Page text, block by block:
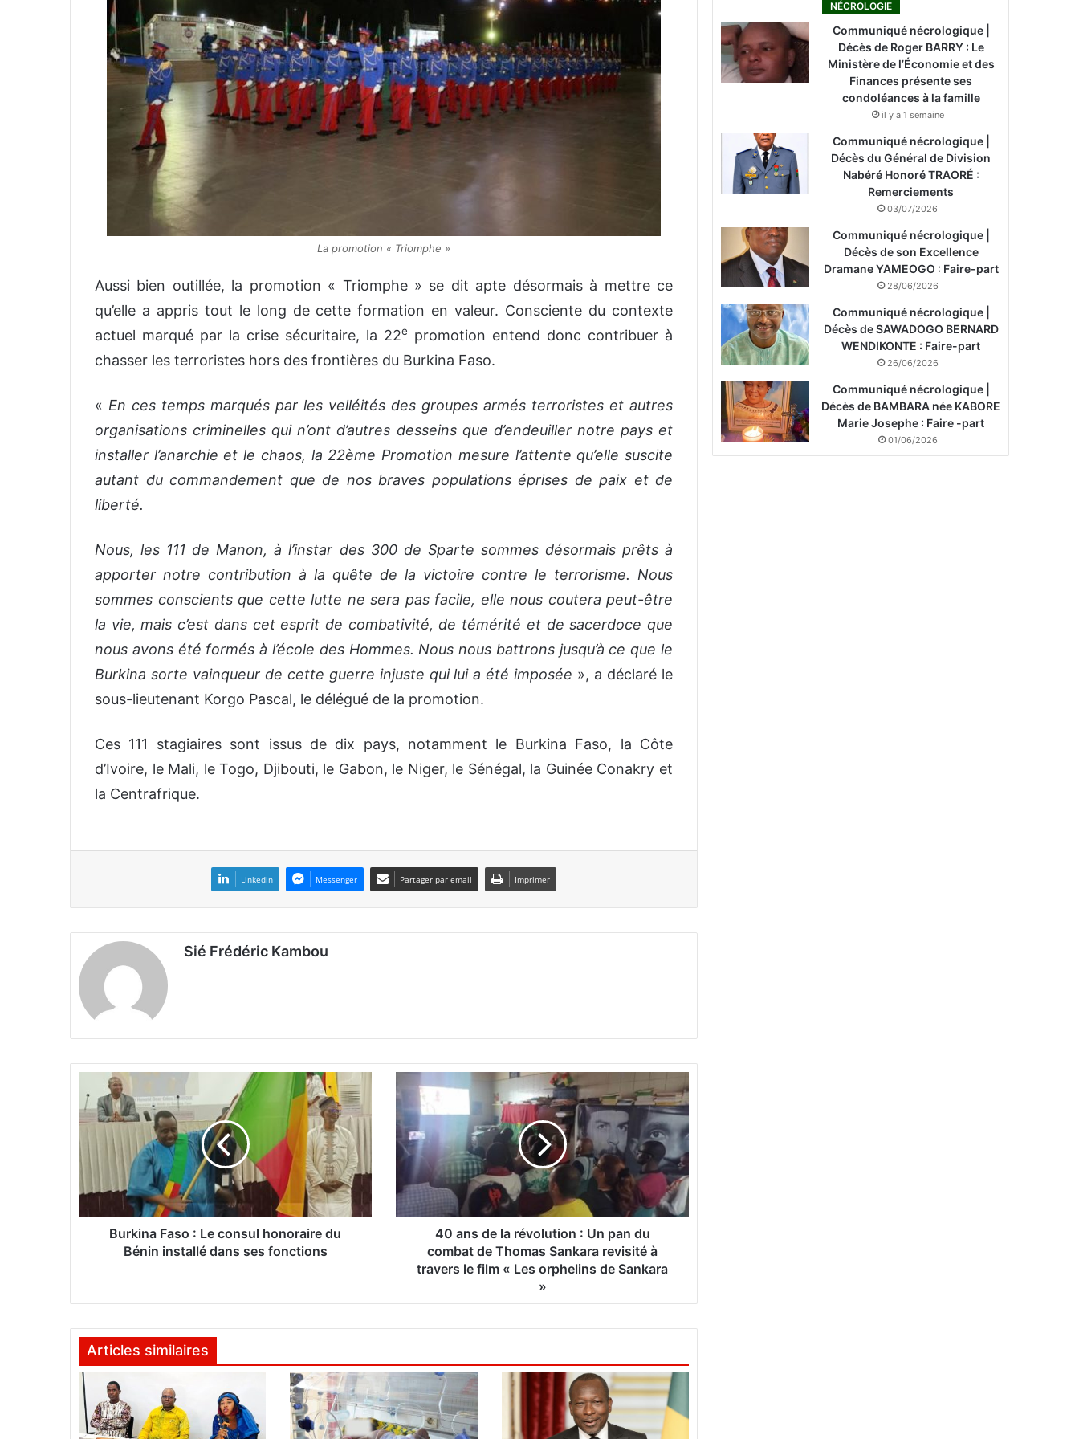
La promotion « Triomphe »
Aussi bien outillée, la promotion « Triomphe » se dit apte désormais à mettre ce
qu’elle a appris tout le long de cette formation en valeur. Consciente du contexte
actuel marqué par la crise sécuritaire, la 22e
promotion entend donc contribuer à
chasser les terroristes hors des frontières du Burkina Faso.
« En ces temps marqués par les velléités des groupes armés terroristes et autres
organisations criminelles qui n’ont d’autres desseins que d’endeuiller notre pays et
installer l’anarchie et le chaos, la 22ème Promotion mesure l’attente qu’elle suscite
autant du commandement que de nos braves populations éprises de paix et de
liberté.
Nous, les 111 de Manon, à l’instar des 300 de Sparte sommes désormais prêts à
apporter notre contribution à la quête de la victoire contre le terrorisme. Nous
sommes conscients que cette lutte ne sera pas facile, elle nous coutera peut-être
la vie, mais c’est dans cet esprit de combativité, de témérité et de sacerdoce que
nous avons été formés à l’école des Hommes. Nous nous battrons jusqu’à ce que le
Burkina sorte vainqueur de cette guerre injuste qui lui a été imposée », a déclaré le
sous-lieutenant Korgo Pascal, le délégué de la promotion.
Ces 111 stagiaires sont issus de dix pays, notamment le Burkina Faso, la Côte
d’Ivoire, le Mali, le Togo, Djibouti, le Gabon, le Niger, le Sénégal, la Guinée Conakry et
la Centrafrique.
Linkedin Messenger Partager par email Imprimer
Sié Frédéric Kambou
r
k
i
n
a
F
a
o
s
u
o
Burkina Faso : Le consul honoraire du
Bénin installé dans ses fonctions
0
n
s
d
l
a
t
o
:
U
n
40 ans de la révolution : Un pan du
combat de Thomas Sankara revisité à
travers le film « Les orphelins de Sankara
»
Articles similaires
NÉCROLOGIE
Communiqué nécrologique |
Décès de Roger BARRY : Le
Ministère de l’Économie et des
Finances présente ses
condoléances à la famille
il y a 1 semaine
Communiqué nécrologique |
Décès du Général de Division
Nabéré Honoré TRAORÉ :
Remerciements
03/07/2026
Communiqué nécrologique |
Décès de son Excellence
Dramane YAMEOGO : Faire-part
28/06/2026
Communiqué nécrologique |
Décès de SAWADOGO BERNARD
WENDIKONTE : Faire-part
26/06/2026
Communiqué nécrologique |
Décès de BAMBARA née KABORE
Marie Josephe : Faire -part
01/06/2026